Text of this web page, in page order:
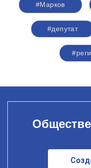
#Марков
#депутат